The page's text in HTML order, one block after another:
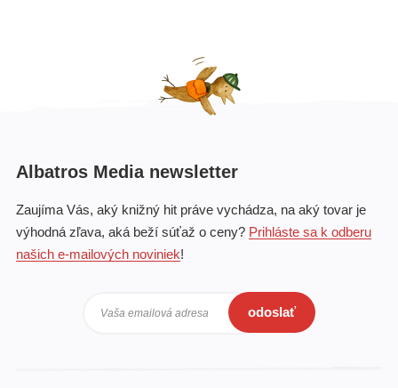
Albatros Media newsletter
Zaujíma Vás, aký knižný hit práve vychádza, na aký tovar je
výhodná zľava, aká beží súťaž o ceny? Prihláste sa k odberu
našich e-mailových noviniek!
Vaša emailová adresa odoslať